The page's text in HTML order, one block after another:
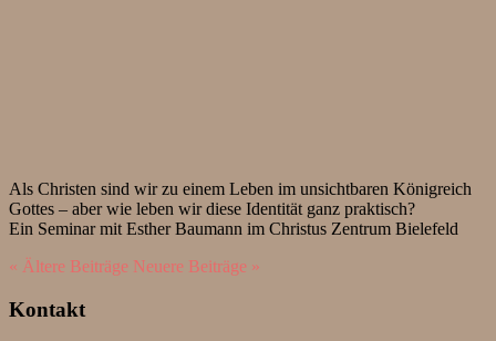
Als Christen sind wir zu einem Leben im unsichtbaren Königreich
Gottes – aber wie leben wir diese Identität ganz praktisch?
Ein Seminar mit Esther Baumann im Christus Zentrum Bielefeld
« Ältere Beiträge Neuere Beiträge »
Kontakt